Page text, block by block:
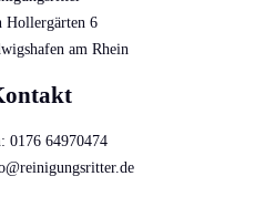
Hollergärten 6
am Rhein
0176 64970474